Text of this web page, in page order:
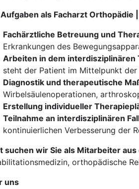
als Facharzt Orthopädie
Fachärztliche Betreuung und
Erkrankungen des
Arbeiten in dem interdisziplinären
steht der Patient im Mittelpunkt der
Diagnostik und therapeutische
Wirbelsäulenoperationen,
Erstellung individueller
Teilnahme an interdisziplinären
kontinuierlichen Verbesserung der
suchen wir Sie als Mitarbeiter aus
orthopädische
uns